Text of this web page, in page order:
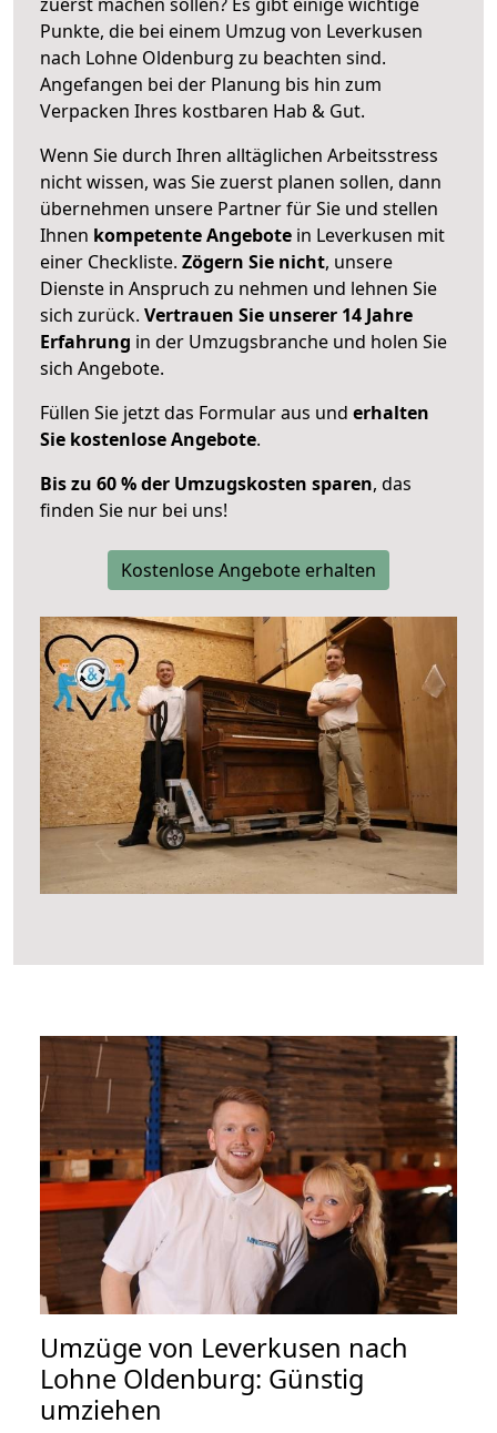
Punkte, die bei einem Umzug von Leverkusen
nach Lohne Oldenburg zu beachten sind.
Angefangen bei der Planung bis hin zum
Verpacken Ihres kostbaren Hab & Gut.
Wenn Sie durch Ihren alltäglichen Arbeitsstress
nicht wissen, was Sie zuerst planen sollen, dann
übernehmen unsere Partner für Sie und stellen
Ihnen kompetente Angebote in Leverkusen mit
einer Checkliste. Zögern Sie nicht, unsere
Dienste in Anspruch zu nehmen und lehnen Sie
sich zurück. Vertrauen Sie unserer 14 Jahre
Erfahrung in der Umzugsbranche und holen Sie
sich Angebote.
Füllen Sie jetzt das Formular aus und erhalten
Sie kostenlose Angebote.
Bis zu 60 % der Umzugskosten sparen, das
finden Sie nur bei uns!
Kostenlose Angebote erhalten
Umzüge von Leverkusen nach
Lohne Oldenburg: Günstig
umziehen